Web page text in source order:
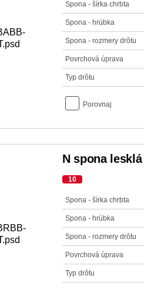
Spona - šírka chrbta
Spona - hrúbka
Spona - rozmery drôtu
Povrchová úprava
Typ drôtu
Porovnaj
N spona
10
Spona - šírka chrbta
Spona - hrúbka
Spona - rozmery drôtu
Povrchová úprava
Typ drôtu